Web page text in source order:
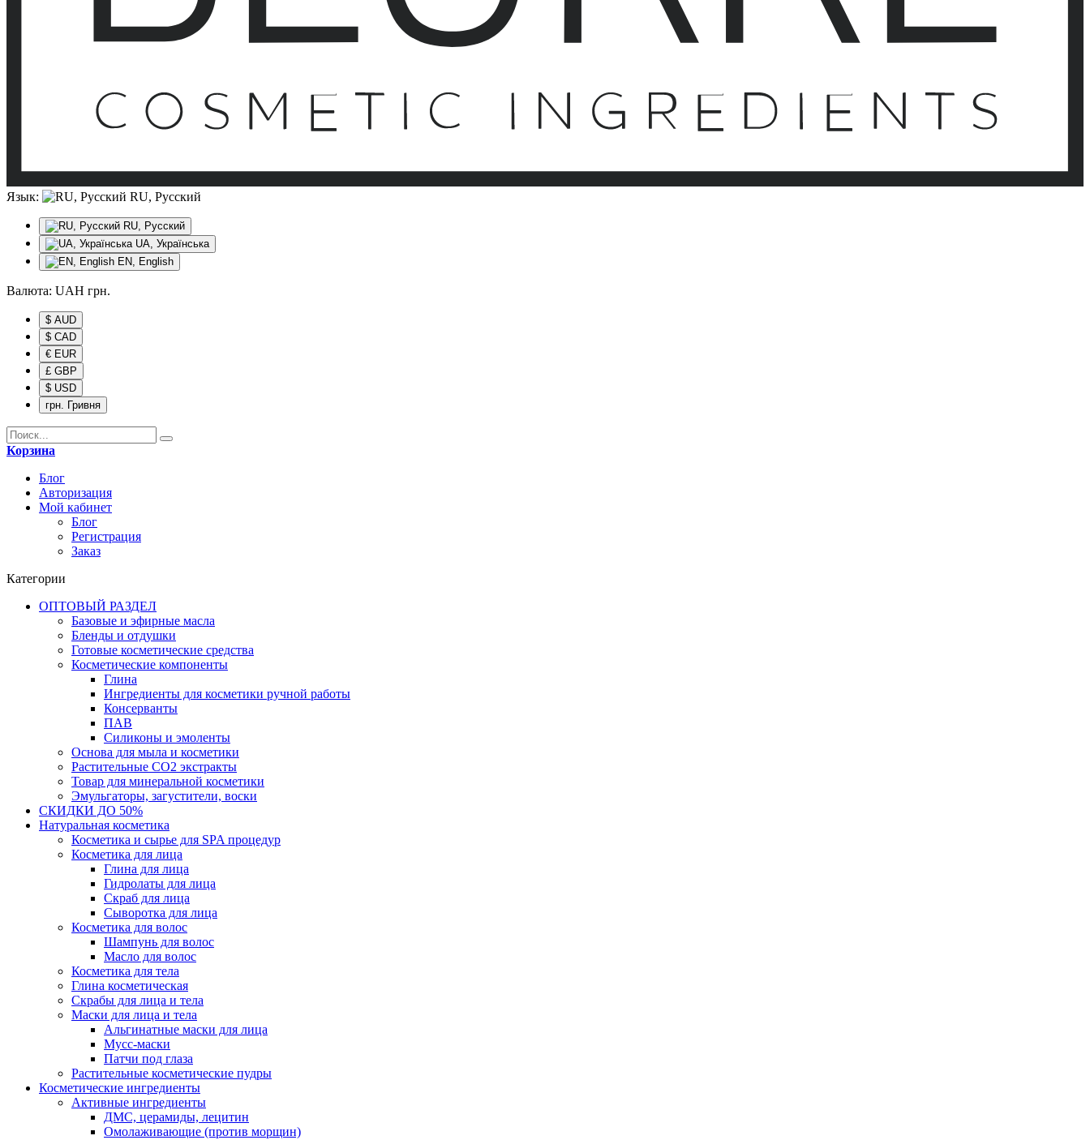
Язык: RU, Русский
RU, Русский
UA, Українська
EN, English
Валюта: UAH грн.
$ AUD
$ CAD
€ EUR
£ GBP
$ USD
грн. Гривня
Корзина
Блог
Авторизация
Мой кабинет
Блог
Регистрация
Заказ
Категории
ОПТОВЫЙ РАЗДЕЛ
Базовые и эфирные масла
Бленды и отдушки
Готовые косметические средства
Косметические компоненты
Глина
Ингредиенты для косметики ручной работы
Консерванты
ПАВ
Силиконы и эмоленты
Основа для мыла и косметики
Растительные СО2 экстракты
Товар для минеральной косметики
Эмульгаторы, загустители, воски
СКИДКИ ДО 50%
Натуральная косметика
Косметика и сырье для SPA процедур
Косметика для лица
Глина для лица
Гидролаты для лица
Скраб для лица
Сыворотка для лица
Косметика для волос
Шампунь для волос
Масло для волос
Косметика для тела
Глина косметическая
Скрабы для лица и тела
Маски для лица и тела
Альгинатные маски для лица
Мусс-маски
Патчи под глаза
Растительные косметические пудры
Косметические ингредиенты
Активные ингредиенты
ДМС, церамиды, лецитин
Омолаживающие (против морщин)